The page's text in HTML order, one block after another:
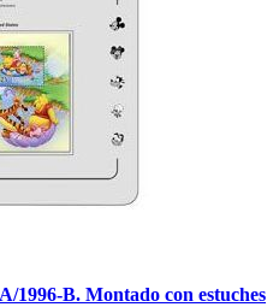
1996-B. Montado con estuches